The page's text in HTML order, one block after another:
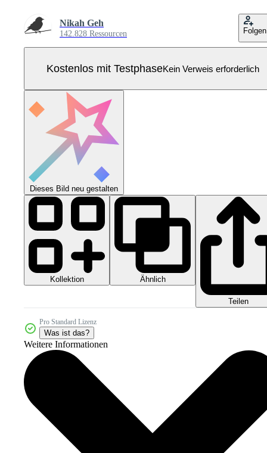
Nikah Geh
142.828 Ressourcen Folgen
Kostenlos mit TestphaseKein Verweis erforderlich
Dieses Bild neu gestalten
Kollektion Ähnlich
Teilen
Pro Standard Lizenz
Was ist das?
Weitere Informationen